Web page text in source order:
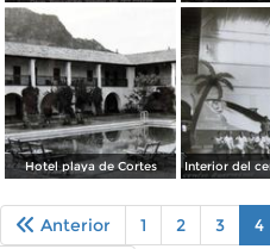
Hotel playa de Cortes
Anterior 1 2 3 4